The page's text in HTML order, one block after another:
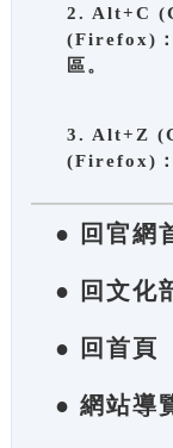
2. Alt+C
(Firefox)：
區。
3. Alt+Z
(Firefox)：
● 回官網
● 回文化
● 回首頁
● 網站導